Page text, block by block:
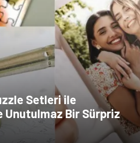
Setleri ile
Unutulmaz Bir Sürpriz